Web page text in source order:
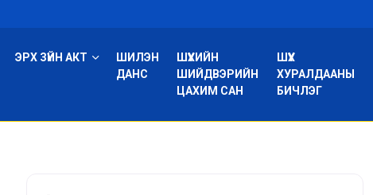
ЭРХ ЗҮЙН АКТ
ШИЛЭН
ДАНС
ШҮҮХИЙН
ШИЙДВЭРИЙН
ЦАХИМ САН
ШҮҮХ
ХУРАЛДААНЫ
БИЧЛЭГ